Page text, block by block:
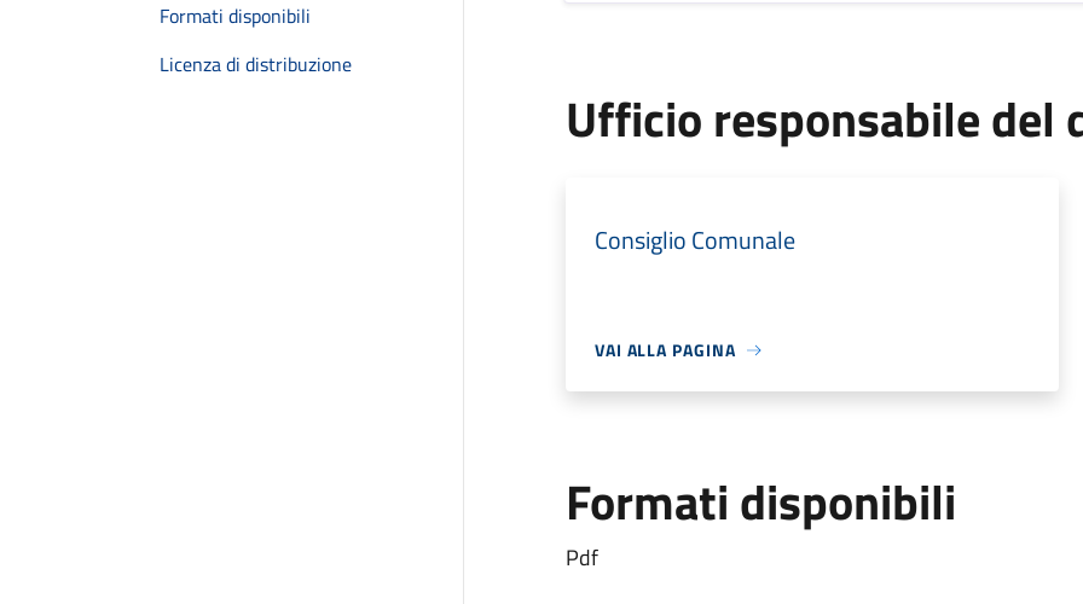
Formati disponibili
Licenza di distribuzione
Ufficio responsabile del
Consiglio Comunale
VAI ALLA PAGINA
Formati disponibili
Pdf